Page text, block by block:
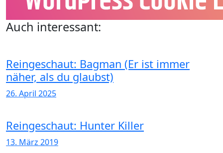
Auch interessant:
Reingeschaut: Bagman (Er ist immer
näher, als du glaubst)
26. April 2025
Reingeschaut: Hunter Killer
13. März 2019